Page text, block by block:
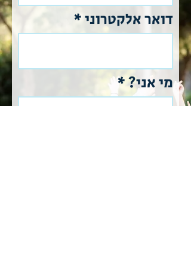
דואר אלקטרוני
מי אני?